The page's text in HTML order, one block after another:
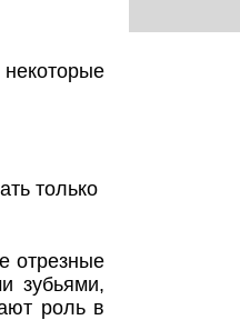
только
отрезные
зубьями,
роль в